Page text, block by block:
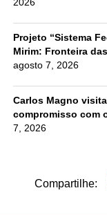
2026
Projeto “Sistema
Mirim: Fronteira
agosto 7, 2026
Carlos Magno
compromisso com
7, 2026
Compartilhe: